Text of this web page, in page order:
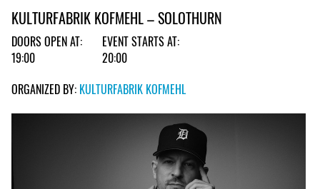
KULTURFABRIK KOFMEHL – SOLOTHURN
DOORS OPEN AT:
19:00
EVENT STARTS AT:
20:00
ORGANIZED BY: KULTURFABRIK KOFMEHL